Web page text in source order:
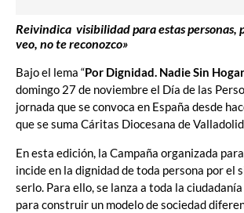
Reivindica visibilidad para estas personas,
veo, no te reconozco»
Bajo el lema “Por Dignidad. Nadie Sin Hogar
domingo 27 de noviembre el Día de las
jornada que se convoca en España desde
que se suma Cáritas Diocesana de Valladolid
En esta edición, la Campaña organizada
incide en la dignidad de toda persona por el
serlo. Para ello, se lanza a toda la
para construir un modelo de sociedad